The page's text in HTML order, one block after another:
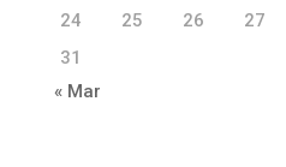
24
25 26 27
31
« Mar